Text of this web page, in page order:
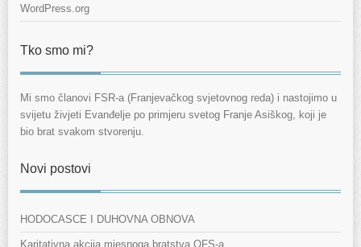
WordPress.org
Tko smo mi?
Mi smo članovi FSR-a (Franjevačkog svjetovnog reda) i nastojimo u
svijetu živjeti Evanđelje po primjeru svetog Franje Asiškog, koji je
bio brat svakom stvorenju.
Novi postovi
HODOCASCE I DUHOVNA OBNOVA
Karitativna akcija mjesnoga bratstva OFS-a